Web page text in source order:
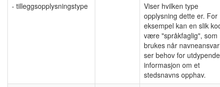
- tilleggsopplysningstype
Viser hvilken type
opplysning dette er. For
eksempel kan en slik
være "språkfaglig", som
brukes når
ser behov for utdypende
informasjon om et
stedsnavns opphav.